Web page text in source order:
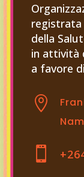
registrata
della
in attività
a favore

